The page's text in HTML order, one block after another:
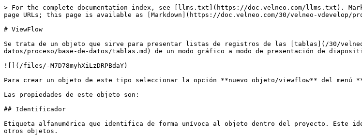
> For the complete documentation index, see [llms.txt](https://doc.velneo.com/llms.txt).
page URLs; this page is available as [Markdown](https://doc.velneo.com/30/velneo-vdevelop/
# ViewFlow
Se trata de un objeto que sirve para presentar listas de registros de las [tablas](/30/
datos/proceso/base-de-datos/tablas.md) de un modo gráfico a modo de presentación de
![](/files/-M7D78myhXiLzDRPBdaY)
Para crear un objeto de este tipo seleccionar la opción **nuevo objeto/viewflow** del menú
Las propiedades de este objeto son:
## Identificador
Etiqueta alfanumérica que identifica de forma unívoca al objeto dentro del proyecto. Este
otros objetos.